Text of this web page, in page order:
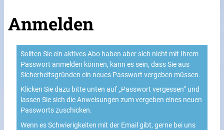
Anmelden
Sollten Sie ein aktives Abo haben aber sich nicht mit Ihrem
Passwort anmelden können, kann es sein, dass Sie aus
Sicherheitsgründen ein neues Passwort vergeben müssen.
Klicken Sie dazu bitte unten auf „Passwort vergessen“ und
lassen Sie sich die Anweisungen zum vergeben eines neuen
Passworts zuschicken.
Wenn es Schwierigkeiten mit der Email gibt, gerne bei uns